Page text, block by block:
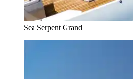
Sea Serpent Grand